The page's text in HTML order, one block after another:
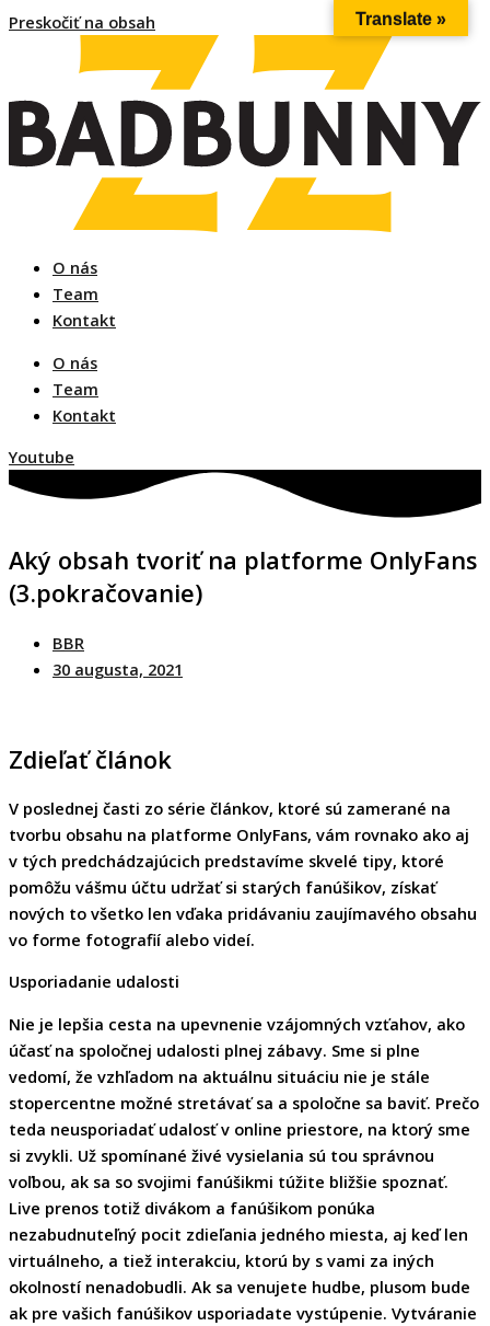
Preskočiť na obsah
O nás
Team
Kontakt
O nás
Team
Kontakt
Youtube
Aký obsah tvoriť na platforme OnlyFans
(3.pokračovanie)
BBR
30 augusta, 2021
Zdieľať článok
V poslednej časti zo série článkov, ktoré sú zamerané na
tvorbu obsahu na platforme OnlyFans, vám rovnako ako aj
v tých predchádzajúcich predstavíme skvelé tipy, ktoré
pomôžu vášmu účtu udržať si starých fanúšikov, získať
nových to všetko len vďaka pridávaniu zaujímavého obsahu
vo forme fotografií alebo videí.
Usporiadanie udalosti
Nie je lepšia cesta na upevnenie vzájomných vzťahov, ako
účasť na spoločnej udalosti plnej zábavy. Sme si plne
vedomí, že vzhľadom na aktuálnu situáciu nie je stále
stopercentne možné stretávať sa a spoločne sa baviť. Prečo
teda neusporiadať udalosť v online priestore, na ktorý sme
si zvykli. Už spomínané živé vysielania sú tou správnou
voľbou, ak sa so svojimi fanúšikmi túžite bližšie spoznať.
Live prenos totiž divákom a fanúšikom ponúka
nezabudnuteľný pocit zdieľania jedného miesta, aj keď len
virtuálneho, a tiež interakciu, ktorú by s vami za iných
okolností nenadobudli. Ak sa venujete hudbe, plusom bude
ak pre vašich fanúšikov usporiadate vystúpenie. Vytváranie
Translate »